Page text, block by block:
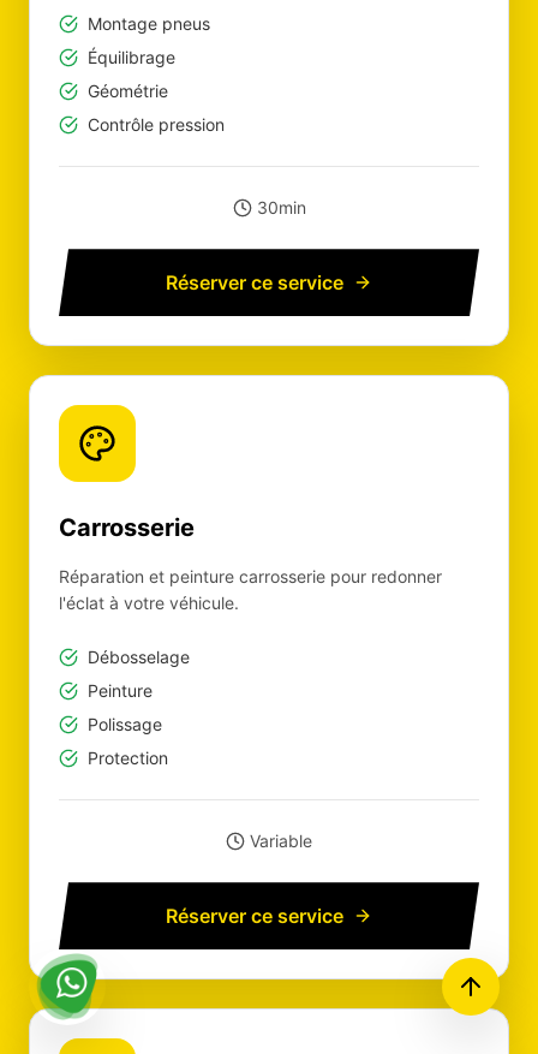
Montage pneus
Équilibrage
Géométrie
Contrôle pression
30min
Réserver ce service
Carrosserie
Réparation et peinture carrosserie pour redonner
l'éclat à votre véhicule.
Débosselage
Peinture
Polissage
Protection
Variable
Réserver ce service